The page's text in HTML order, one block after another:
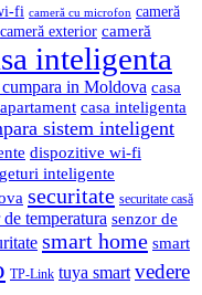
fi cameră cu microfon cameră
cameră exterior cameră
inteligenta
in Moldova casa
casa inteligenta
sistem inteligent
dispozitive wi-fi
inteligente
securitate securitate casă
de temperatura senzor de
smart home smart
TP-Link tuya smart vedere